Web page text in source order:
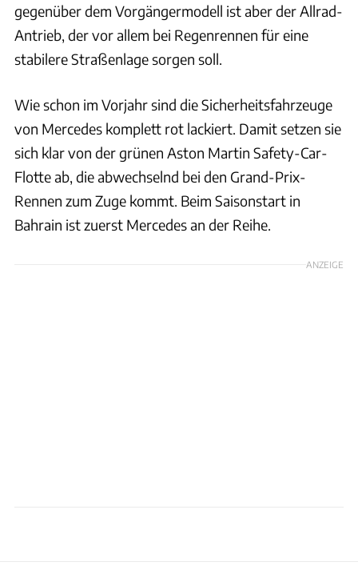
gegenüber dem Vorgängermodell ist aber der Allrad-
Antrieb, der vor allem bei Regenrennen für eine
stabilere Straßenlage sorgen soll.
Wie schon im Vorjahr sind die Sicherheitsfahrzeuge
von Mercedes komplett rot lackiert. Damit setzen sie
sich klar von der grünen Aston Martin Safety-Car-
Flotte ab, die abwechselnd bei den Grand-Prix-
Rennen zum Zuge kommt. Beim Saisonstart in
Bahrain ist zuerst Mercedes an der Reihe.
ANZEIGE